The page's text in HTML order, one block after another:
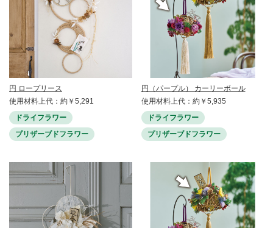
円 ロープリース
使用材料上代：約￥5,291
ドライフラワー
プリザーブドフラワー
円（パープル） カーリーボール
使用材料上代：約￥5,935
ドライフラワー
プリザーブドフラワー